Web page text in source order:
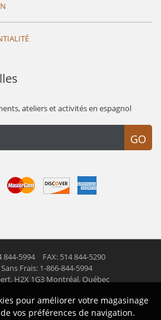
ateliers et activités en espagnol
GO
844-5994
FAX: 514 844-5290
Frais: 1-866-844-5994
H2X 1G3 Montréal, Québec
inc. Tous droits réservés
pour améliorer votre magasinage
vos préférences de navigation.